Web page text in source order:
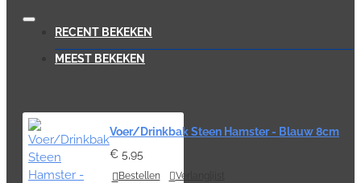
RECENT BEKEKEN
MEEST BEKEKEN
Voer/Drinkbak Steen Hamster - Blauw 8cm
€ 5,95
Bestellen Verlanglijst